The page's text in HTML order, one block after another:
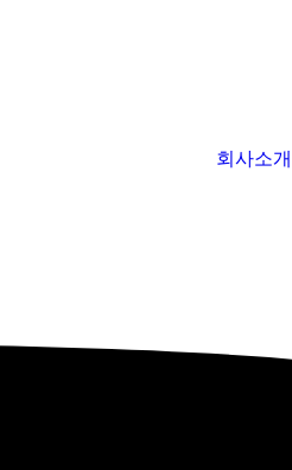
회사소개